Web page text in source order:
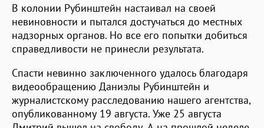
В колонии Рубинштейн настаивал на своей
невиновности и пытался достучаться до местных
надзорных органов. Но все его попытки добиться
справедливости не принесли результата.
Спасти невинно заключенного удалось благодаря
видеообращению Даниэлы Рубинштейн и
журналистскому расследованию нашего агентства,
опубликованному 19 августа. Уже 25 августа